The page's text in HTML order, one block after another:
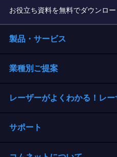
お役立ち資料を無料でダウンロー
製品・サービス
業種別ご提案
レーザーがよくわかる！レ
サポート